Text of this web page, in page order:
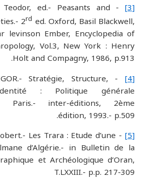
[3]
Teodor, ed.- Peasants and
2rd ed. Oxford, Basil Blackwell,
levinson Ember, Encyclopedia of
Vol.3, New York : Henry
Holt and Compagny, 1986, p.913.
[4]
Stratégie, Structure,
: Politique générale
Paris.- inter-éditions, 2ème
édition, 1993.- p.509.
[5]
Les Trara : Etude d’une
d’Algérie.- in Bulletin de la
et Archéologique d’Oran,
T.LXXIII.- p.p. 217-309